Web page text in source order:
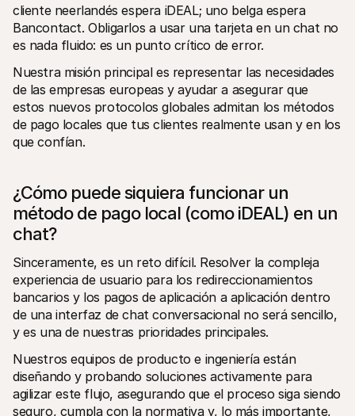
cliente neerlandés espera iDEAL; uno belga espera
Bancontact. Obligarlos a usar una tarjeta en un chat no
es nada fluido: es un punto crítico de error.
Nuestra misión principal es representar las necesidades
de las empresas europeas y ayudar a asegurar que
estos nuevos protocolos globales admitan los métodos
de pago locales que tus clientes realmente usan y en los
que confían.
¿Cómo puede siquiera funcionar un
método de pago local (como iDEAL) en un
chat?
Sinceramente, es un reto difícil. Resolver la compleja
experiencia de usuario para los redireccionamientos
bancarios y los pagos de aplicación a aplicación dentro
de una interfaz de chat conversacional no será sencillo,
y es una de nuestras prioridades principales.
Nuestros equipos de producto e ingeniería están
diseñando y probando soluciones activamente para
agilizar este flujo, asegurando que el proceso siga siendo
seguro, cumpla con la normativa y, lo más importante,